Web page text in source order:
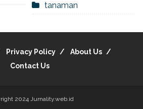
tanaman
Privacy Policy
About Us
Contact Us
2024 Jurnality.web.id